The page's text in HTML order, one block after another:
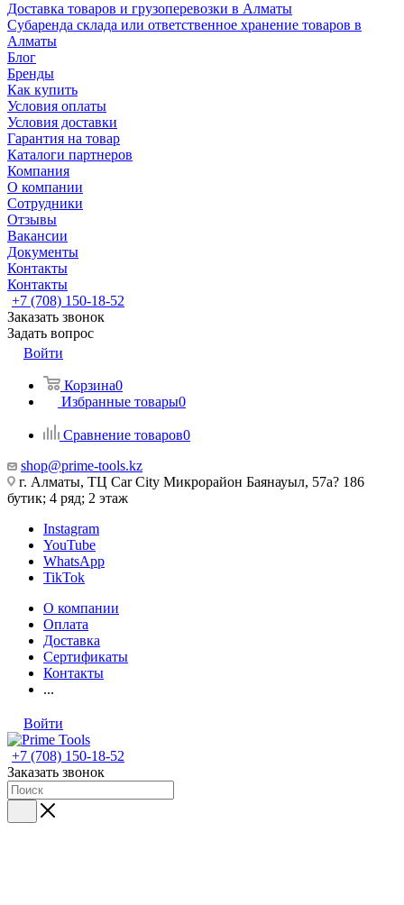
Доставка товаров и грузоперевозки в Алматы
Субаренда склада или ответственное хранение товаров в
Алматы
Блог
Бренды
Как купить
Условия оплаты
Условия доставки
Гарантия на товар
Каталоги партнеров
Компания
О компании
Сотрудники
Отзывы
Вакансии
Документы
Контакты
Контакты
+7 (708) 150-18-52
Заказать звонок
Задать вопрос
Войти
Корзина0
Избранные товары0
Сравнение товаров0
shop@prime-tools.kz
г. Алматы, ТЦ Car City​ ​Микрорайон Баянауыл, 57а? ​186
бутик; 4 ряд; 2 этаж
Instagram
YouTube
WhatsApp
TikTok
О компании
Оплата
Доставка
Сертификаты
Контакты
...
Войти
+7 (708) 150-18-52
Заказать звонок